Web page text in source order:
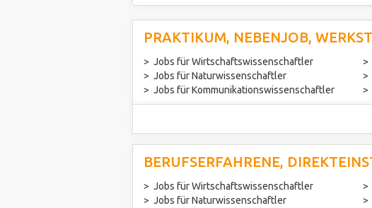
PRAKTIKUM, NEBENJOB,
Jobs für Wirtschaftswissenschaftler
Jobs für Naturwissenschaftler
Jobs für Kommunikationswissenschaftler
BERUFSERFAHRENE,
Jobs für Wirtschaftswissenschaftler
Jobs für Naturwissenschaftler